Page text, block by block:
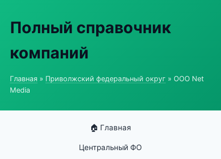
Полный справочник
компаний
Главная » Приволжский федеральный округ » ООО Net
Media
🏠 Главная
Центральный ФО